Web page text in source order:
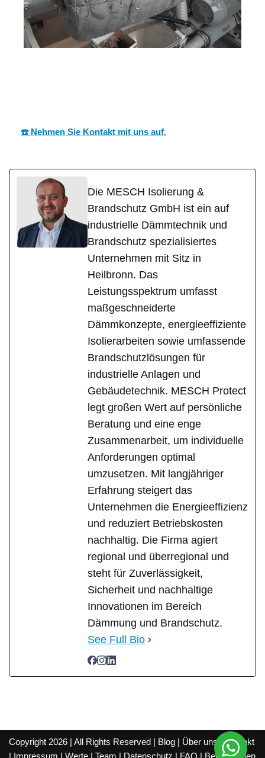
☎️ Nehmen Sie Kontakt mit uns auf.
Die MESCH Isolierung &
Brandschutz GmbH ist ein auf
industrielle Dämmtechnik und
Brandschutz spezialisiertes
Unternehmen mit Sitz in
Heilbronn. Das
Leistungsspektrum umfasst
maßgeschneiderte
Dämmkonzepte, energieeffiziente
Isolierarbeiten sowie umfassende
Brandschutzlösungen für
industrielle Anlagen und
Gebäudetechnik. MESCH Protect
legt großen Wert auf persönliche
Beratung und eine enge
Zusammenarbeit, um individuelle
Anforderungen optimal
umzusetzen. Mit langjähriger
Erfahrung steigert das
Unternehmen die Energieeffizienz
und reduziert Betriebskosten
nachhaltig. Die Firma agiert
regional und überregional und
steht für Zuverlässigkeit,
Sicherheit und nachhaltige
Innovationen im Bereich
Dämmung und Brandschutz.
See Full Bio
Copyright 2026 | All Rights Reserved | Blog | Über uns |Kontakt
| Impressum | Werte | Team | Datenschutz | FAQ | Bewertungen